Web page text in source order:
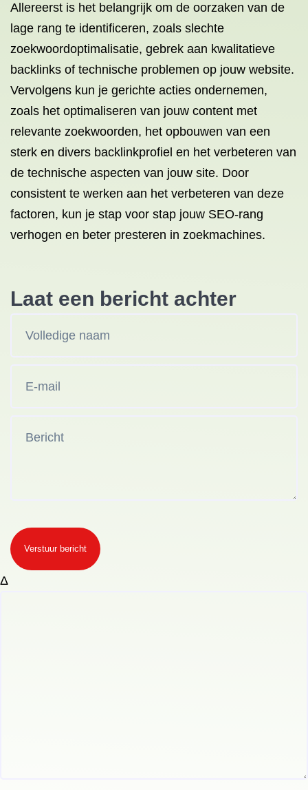
Allereerst is het belangrijk om de oorzaken van de
lage rang te identificeren, zoals slechte
zoekwoordoptimalisatie, gebrek aan kwalitatieve
backlinks of technische problemen op jouw website.
Vervolgens kun je gerichte acties ondernemen,
zoals het optimaliseren van jouw content met
relevante zoekwoorden, het opbouwen van een
sterk en divers backlinkprofiel en het verbeteren van
de technische aspecten van jouw site. Door
consistent te werken aan het verbeteren van deze
factoren, kun je stap voor stap jouw SEO-rang
verhogen en beter presteren in zoekmachines.
Laat een bericht achter
Verstuur bericht
Δ